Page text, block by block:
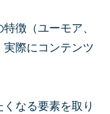
徴（ユーモア、
際にコンテンツ
なる要素を取り